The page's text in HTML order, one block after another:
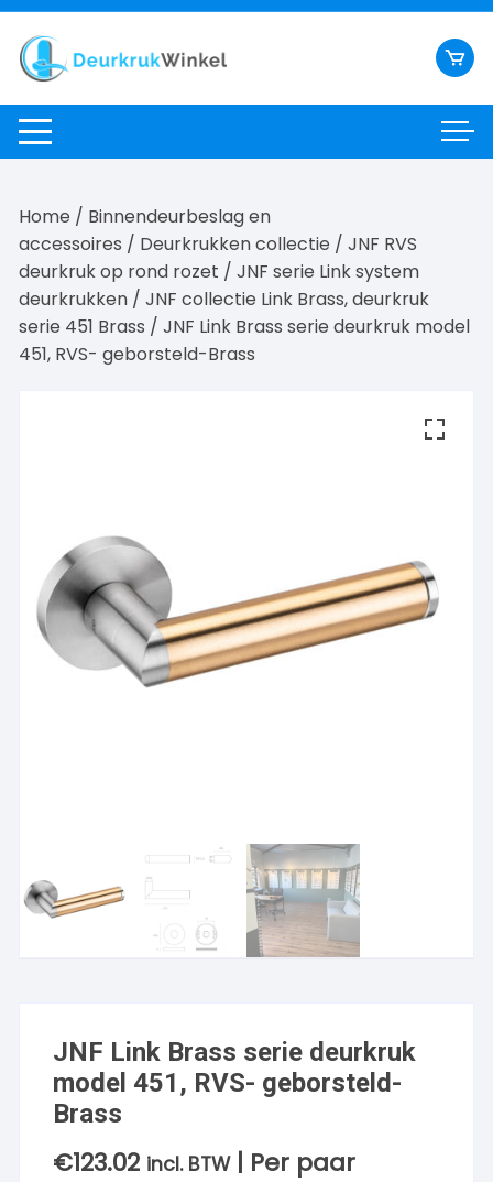
Ga
naar
inhoud
Home / Binnendeurbeslag en
accessoires / Deurkrukken collectie /JNF RVS
deurkruk op rond rozet /JNF serie Link system
deurkrukken /JNF collectie Link Brass, deurkruk
serie 451 Brass / JNF Link Brass serie deurkruk model
451, RVS- geborsteld-Brass
JNF Link Brass serie deurkruk
model 451, RVS- geborsteld-
Brass
€123.02 incl. BTW | Per paar